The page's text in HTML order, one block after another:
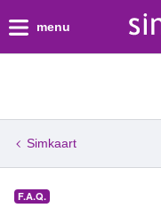
menu
Simkaart
F.A.Q.